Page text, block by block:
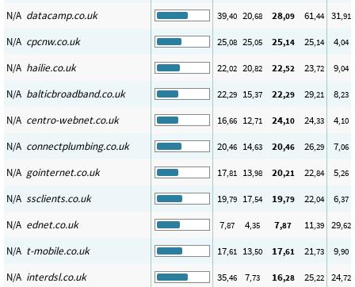
N/A datacamp.co.uk 39,40 20,68 28,09 61,44 31,91
N/A cpcnw.co.uk 25,08 25,05 25,14 25,14 4,04
N/A hailie.co.uk 22,02 20,82 22,52 23,72 9,04
N/A balticbroadband.co.uk 22,29 15,37 22,29 29,21 8,23
N/A centro-webnet.co.uk 16,66 12,71 24,10 24,33 4,10
N/A connectplumbing.co.uk 20,46 14,63 20,46 26,29 7,06
N/A gointernet.co.uk 17,81 13,98 20,21 22,84 5,26
N/A ssclients.co.uk 19,79 17,54 19,79 22,04 6,37
N/A ednet.co.uk 7,87 4,35 7,87 11,39 29,62
N/A t-mobile.co.uk 17,61 13,50 17,61 21,73 9,90
N/A interdsl.co.uk 35,46 7,73 16,28 25,22 24,72